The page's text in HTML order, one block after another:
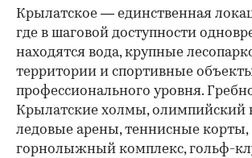
Крылатское — единственная
где в шаговой доступности
находятся вода, крупные
территории и спортивные
профессионального уровня.
Крылатские холмы, олимпийский
ледовые арены, теннисные корты,
горнолыжный комплекс, гольф-